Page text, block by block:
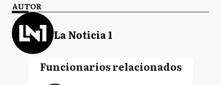
AUTOR
La Noticia 1
Funcionarios relacionados